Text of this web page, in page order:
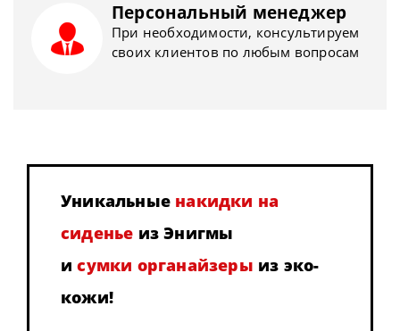
Персональный менеджер
При необходимости, консультируем
своих клиентов по любым вопросам
Уникальные накидки на
сиденье из Энигмы
исумки органайзеры из эко-
кожи!